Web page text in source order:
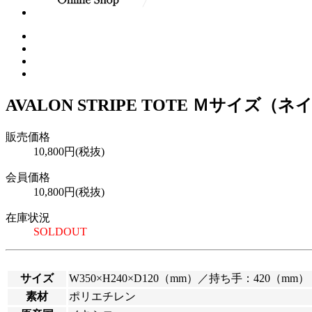
AVALON STRIPE TOTE Ｍサイズ（ネイ
販売価格
10,800円(税抜)
会員価格
10,800円(税抜)
在庫状況
SOLDOUT
サイズ
W350×H240×D120（mm）／持ち手：420（mm）
素材
ポリエチレン